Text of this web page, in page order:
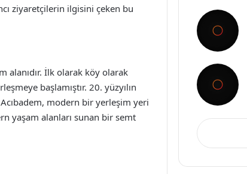
ziyaretçilerin ilgisini çeken bu
alanıdır. İlk olarak köy olarak
başlamıştır. 20. yüzyılın
modern bir yerleşim yeri
yaşam alanları sunan bir semt